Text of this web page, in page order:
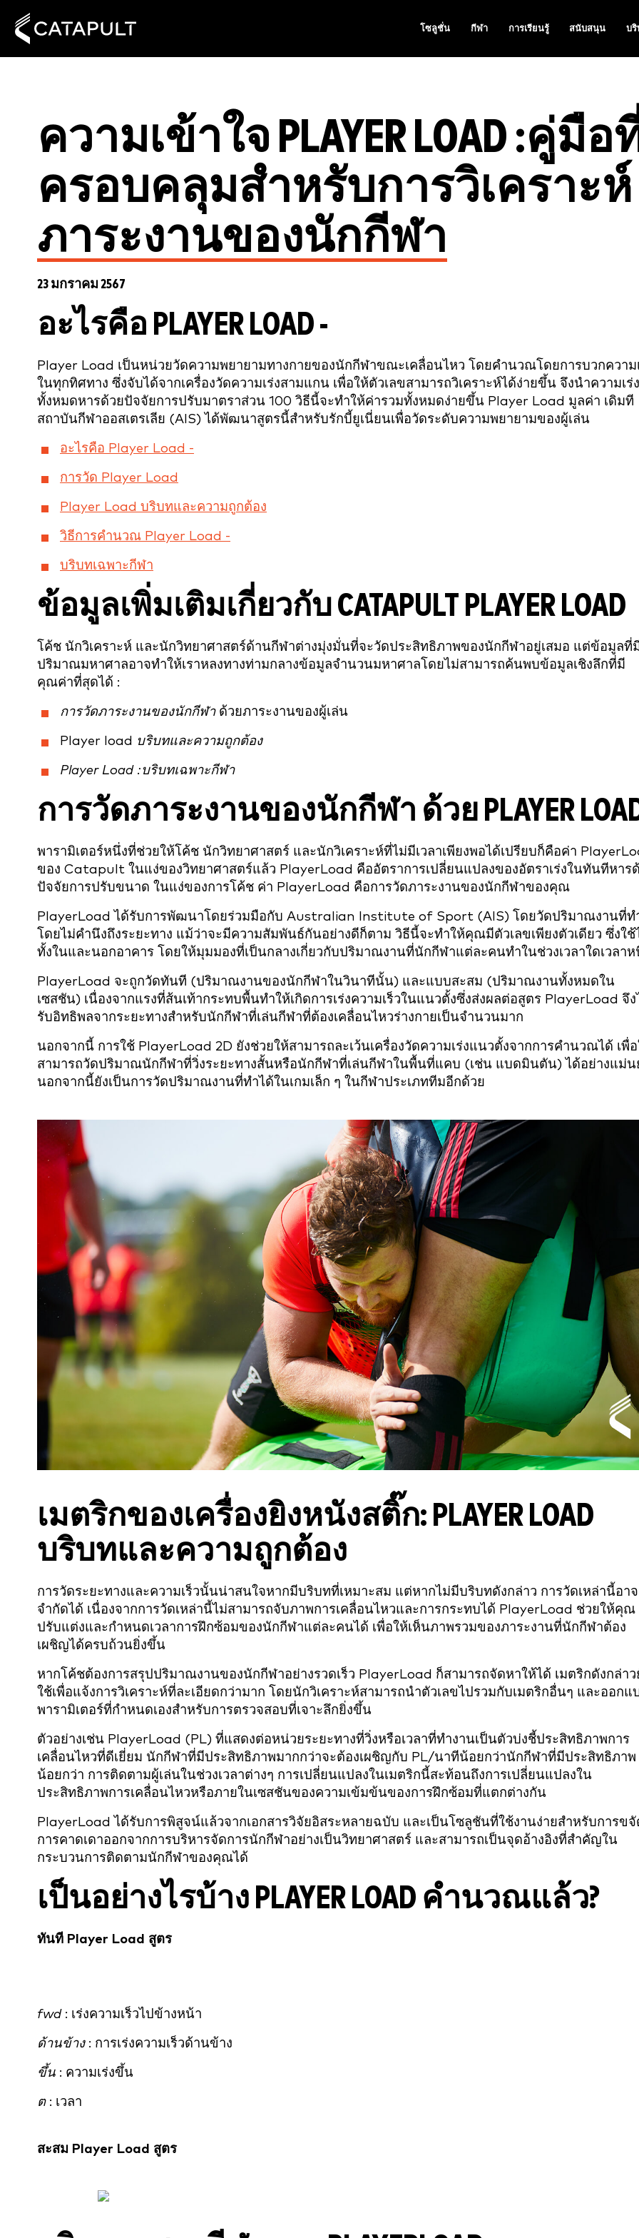
โซลูชั่น กีฬา การเรียนรู้ สนับสนุน บริ
ความเข้าใจ PLAYER LOAD :คู่มือ
ครอบคลุมสำหรับการวิเคราะห์
ภาระงานของนักกีฬา
23 มกราคม 2567
อะไรคือ PLAYER LOAD -
Player Load เป็นหน่วยวัดความพยายามทางกายของนักกีฬาขณะเคลื่อนไหว โดยคำนวณโดยการบวกความ
ในทุกทิศทาง ซึ่งจับได้จากเครื่องวัดความเร่งสามแกน เพื่อให้ตัวเลขสามารถวิเคราะห์ได้ง่ายขึ้น จึงนำความเร่ง
ทั้งหมดหารด้วยปัจจัยการปรับมาตราส่วน 100 วิธีนี้จะทำให้ค่ารวมทั้งหมดง่ายขึ้น Player Load มูลค่า เดิมที
สถาบันกีฬาออสเตรเลีย (AIS) ได้พัฒนาสูตรนี้สำหรับรักบี้ยูเนี่ยนเพื่อวัดระดับความพยายามของผู้เล่น
อะไรคือ Player Load -
การวัด Player Load
Player Load บริบทและความถูกต้อง
วิธีการคำนวณ Player Load -
บริบทเฉพาะกีฬา
ข้อมูลเพิ่มเติมเกี่ยวกับ CATAPULT PLAYER LOAD
โค้ช นักวิเคราะห์ และนักวิทยาศาสตร์ด้านกีฬาต่างมุ่งมั่นที่จะวัดประสิทธิภาพของนักกีฬาอยู่เสมอ แต่ข้อมูลที่
ปริมาณมหาศาลอาจทำให้เราหลงทางท่ามกลางข้อมูลจำนวนมหาศาลโดยไม่สามารถค้นพบข้อมูลเชิงลึกที่มี
คุณค่าที่สุดได้ :
การวัดภาระงานของนักกีฬาด้วยภาระงานของผู้เล่น
Player load บริบทและความถูกต้อง
Player Load :บริบทเฉพาะกีฬา
การวัดภาระงานของนักกีฬา ด้วย PLAYER
พารามิเตอร์หนึ่งที่ช่วยให้โค้ช นักวิทยาศาสตร์ และนักวิเคราะห์ที่ไม่มีเวลาเพียงพอได้เปรียบก็คือค่า
ของ Catapult ในแง่ของวิทยาศาสตร์แล้ว PlayerLoad คืออัตราการเปลี่ยนแปลงของอัตราเร่งในทันทีหาร
ปัจจัยการปรับขนาด ในแง่ของการโค้ช ค่า PlayerLoad คือการวัดภาระงานของนักกีฬาของคุณ
PlayerLoad ได้รับการพัฒนาโดยร่วมมือกับ Australian Institute of Sport (AIS) โดยวัดปริมาณงานที่ท
โดยไม่คำนึงถึงระยะทาง แม้ว่าจะมีความสัมพันธ์กันอย่างดีก็ตาม วิธีนี้จะทำให้คุณมีตัวเลขเพียงตัวเดียว ซึ่งใช้
ทั้งในและนอกอาคาร โดยให้มุมมองที่เป็นกลางเกี่ยวกับปริมาณงานที่นักกีฬาแต่ละคนทำในช่วงเวลาใดเวลาห
PlayerLoad จะถูกวัดทันที (ปริมาณงานของนักกีฬาในวินาทีนั้น) และแบบสะสม (ปริมาณงานทั้งหมดใน
เซสชัน) เนื่องจากแรงที่ส้นเท้ากระทบพื้นทำให้เกิดการเร่งความเร็วในแนวตั้งซึ่งส่งผลต่อสูตร PlayerLoad จึง
รับอิทธิพลจากระยะทางสำหรับนักกีฬาที่เล่นกีฬาที่ต้องเคลื่อนไหวร่างกายเป็นจำนวนมาก
นอกจากนี้ การใช้ PlayerLoad 2D ยังช่วยให้สามารถละเว้นเครื่องวัดความเร่งแนวตั้งจากการคำนวณได้ เพื่
สามารถวัดปริมาณนักกีฬาที่วิ่งระยะทางสั้นหรือนักกีฬาที่เล่นกีฬาในพื้นที่แคบ (เช่น แบดมินตัน) ได้อย่างแม่น
นอกจากนี้ยังเป็นการวัดปริมาณงานที่ทำได้ในเกมเล็ก ๆ ในกีฬาประเภททีมอีกด้วย
เมตริกของเครื่องยิงหนังสติ๊ก: PLAYER LOAD
บริบทและความถูกต้อง
การวัดระยะทางและความเร็วนั้นน่าสนใจหากมีบริบทที่เหมาะสม แต่หากไม่มีบริบทดังกล่าว การวัดเหล่านี้อาจ
จำกัดได้ เนื่องจากการวัดเหล่านี้ไม่สามารถจับภาพการเคลื่อนไหวและการกระทบได้ PlayerLoad ช่วยให้คุณ
ปรับแต่งและกำหนดเวลาการฝึกซ้อมของนักกีฬาแต่ละคนได้ เพื่อให้เห็นภาพรวมของภาระงานที่นักกีฬาต้อง
เผชิญได้ครบถ้วนยิ่งขึ้น
หากโค้ชต้องการสรุปปริมาณงานของนักกีฬาอย่างรวดเร็ว PlayerLoad ก็สามารถจัดหาให้ได้ เมตริกดังกล่าว
ใช้เพื่อแจ้งการวิเคราะห์ที่ละเอียดกว่ามาก โดยนักวิเคราะห์สามารถนำตัวเลขไปรวมกับเมตริกอื่นๆ และออกแ
พารามิเตอร์ที่กำหนดเองสำหรับการตรวจสอบที่เจาะลึกยิ่งขึ้น
ตัวอย่างเช่น PlayerLoad (PL) ที่แสดงต่อหน่วยระยะทางที่วิ่งหรือเวลาที่ทำงานเป็นตัวบ่งชี้ประสิทธิภาพการ
เคลื่อนไหวที่ดีเยี่ยม นักกีฬาที่มีประสิทธิภาพมากกว่าจะต้องเผชิญกับ PL/นาทีน้อยกว่านักกีฬาที่มีประสิทธิภาพ
น้อยกว่า การติดตามผู้เล่นในช่วงเวลาต่างๆ การเปลี่ยนแปลงในเมตริกนี้สะท้อนถึงการเปลี่ยนแปลงใน
ประสิทธิภาพการเคลื่อนไหวหรือภายในเซสชันของความเข้มข้นของการฝึกซ้อมที่แตกต่างกัน
PlayerLoad ได้รับการพิสูจน์แล้วจากเอกสารวิจัยอิสระหลายฉบับ และเป็นโซลูชันที่ใช้งานง่ายสำหรับการขจั
การคาดเดาออกจากการบริหารจัดการนักกีฬาอย่างเป็นวิทยาศาสตร์ และสามารถเป็นจุดอ้างอิงที่สำคัญใน
กระบวนการติดตามนักกีฬาของคุณได้
เป็นอย่างไรบ้าง PLAYER LOAD คำนวณแล้ว?
ทันที Player Load สูตร
fwd: เร่งความเร็วไปข้างหน้า
ด้านข้าง: การเร่งความเร็วด้านข้าง
ขึ้น : ความเร่งขึ้น
ต: เวลา
สะสม Player Load สูตร